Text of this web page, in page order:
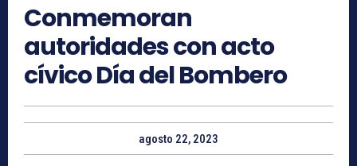
Conmemoran
autoridades con acto
cívico Día del Bombero
agosto 22, 2023